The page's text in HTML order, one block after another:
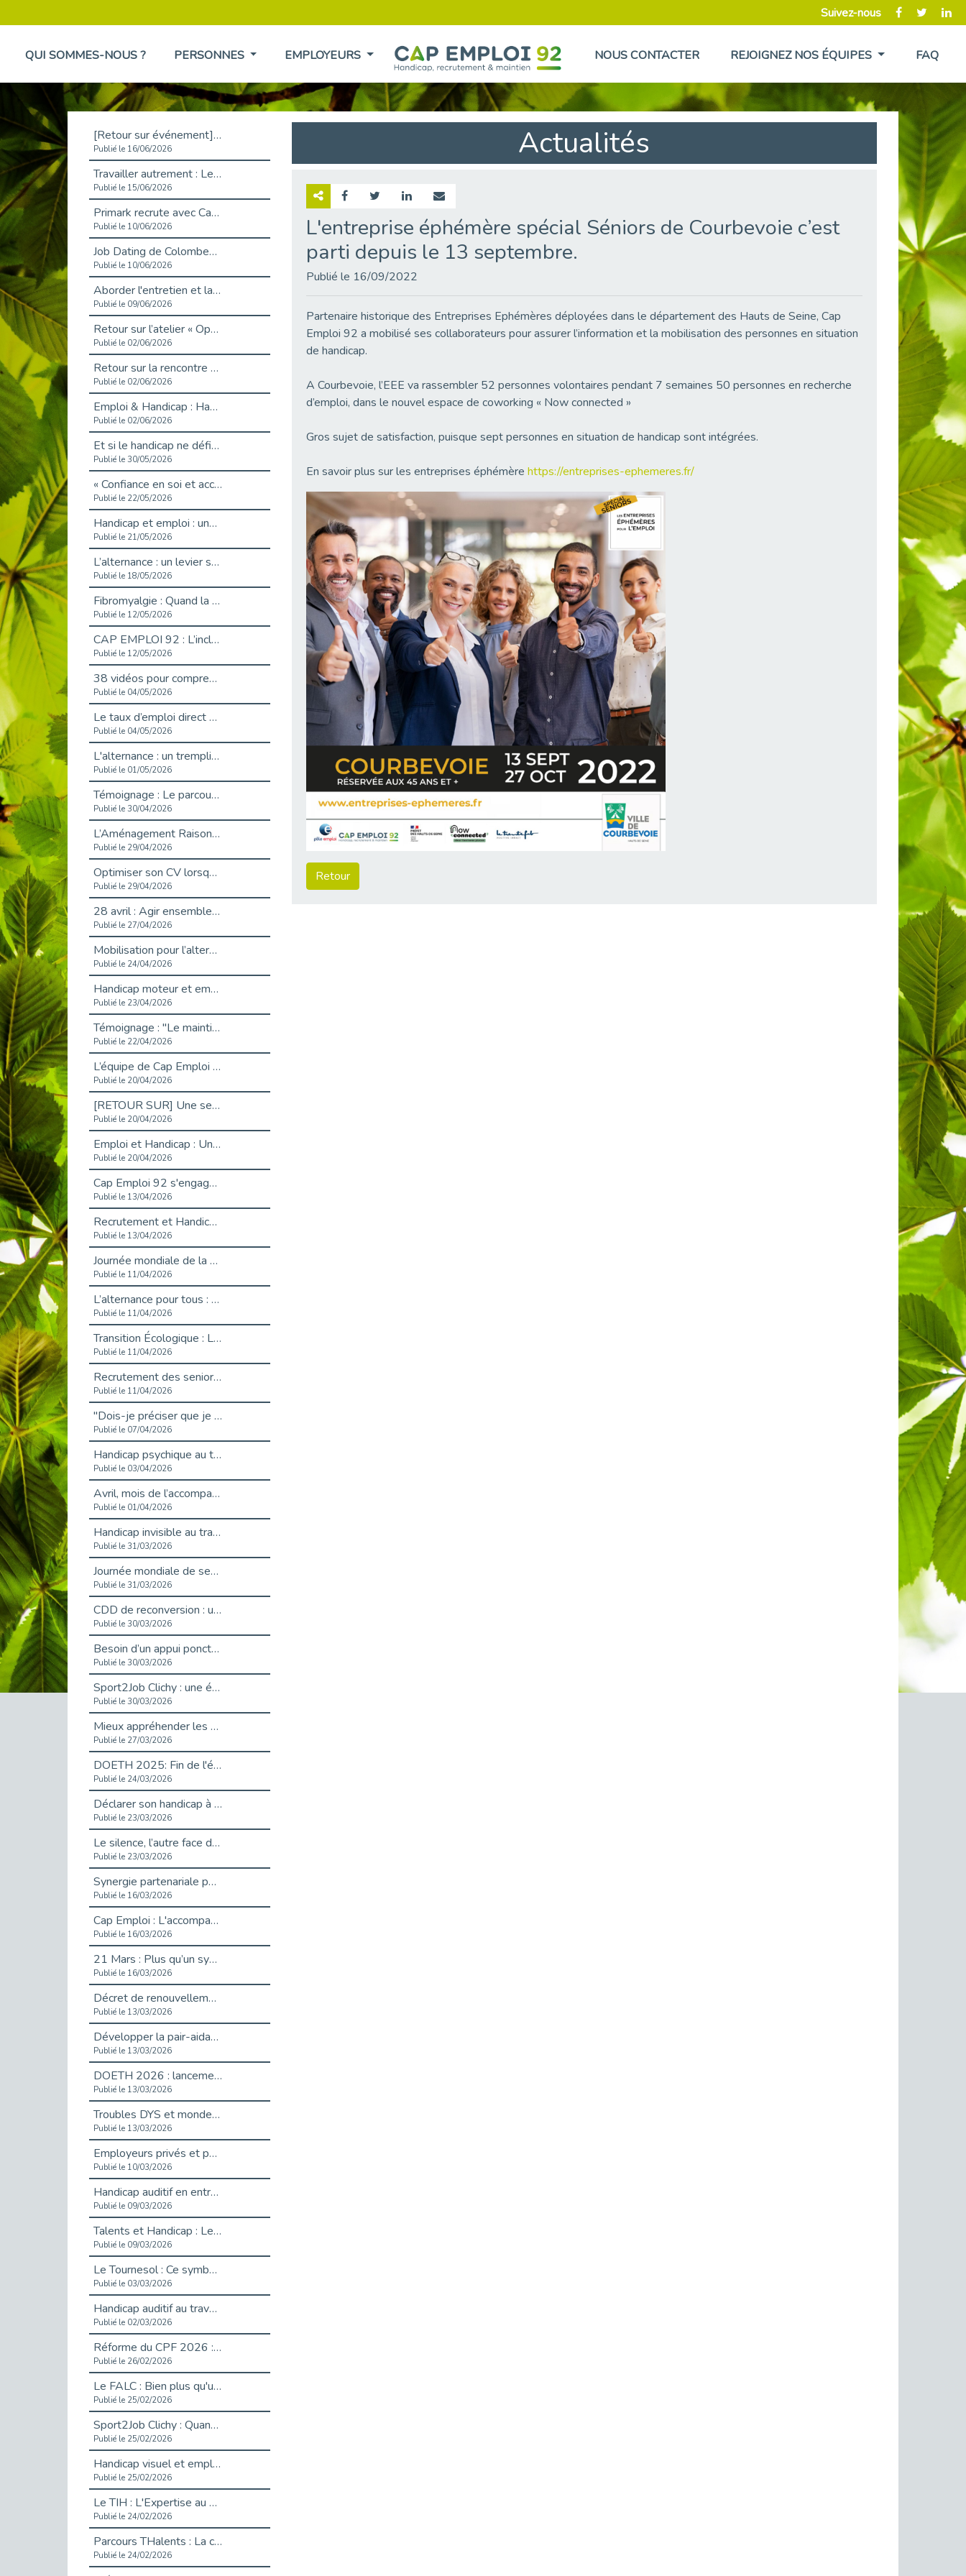
Suivez-nous
QUI SOMMES-NOUS ? PERSONNES EMPLOYEURS NOUS CONTACTER REJOIGNEZ NOS ÉQUIPES FAQ
[Retour sur événement] L'inclusion au cœur de la Place de l'Emploi à La Défense !
Publié le 16/06/2026
Travailler autrement : Le défi de l'intégration des maladies chroniques en entreprise
Publié le 15/06/2026
Primark recrute avec Cap Emploi 92, une matinée couronnée de succès !
Publié le 10/06/2026
Job Dating de Colombes – Emploi et Insertion
Publié le 10/06/2026
Aborder l'entretien et la situation de handicap en toute confiance
Publié le 09/06/2026
Retour sur l’atelier « Optimiser sa recherche d’emploi »
Publié le 02/06/2026
Retour sur la rencontre entre Cap Emploi 92 et Thales (Campus Meudon)
Publié le 02/06/2026
Emploi & Handicap : Hachette Livre et Cap emploi 92 renforcent leur collaboration
Publié le 02/06/2026
Et si le handicap ne définissait plus la carrière ?
Publié le 30/05/2026
« Confiance en soi et acceptation du handicap » : un levier puissant vers l’emploi
Publié le 22/05/2026
Handicap et emploi : une matinée pour briser les tabous
Publié le 21/05/2026
L’alternance : un levier stratégique pour recruter et inclure durablement
Publié le 18/05/2026
Fibromyalgie : Quand la douleur invisible s’invite au bureau
Publié le 12/05/2026
CAP EMPLOI 92 : L’inclusion portée à son sommet, bien au-delà des quotas
Publié le 12/05/2026
38 vidéos pour comprendre et agir durablement
Publié le 04/05/2026
Le taux d’emploi direct dans la fonction publique dépasse 6 % en 2025
Publié le 04/05/2026
L'alternance : un tremplin vers l'emploi aussi pour les personnes en situation de handicap
Publié le 01/05/2026
Témoignage : Le parcours de Marc, 44 ans
Publié le 30/04/2026
L’Aménagement Raisonnable : Un Levier pour l’Équité
Publié le 29/04/2026
Optimiser son CV lorsqu’on est en situation de handicap
Publié le 29/04/2026
28 avril : Agir ensemble pour une culture de prévention au travail
Publié le 27/04/2026
Mobilisation pour l’alternance et le handicap
Publié le 24/04/2026
Handicap moteur et emploi : réussir ses recrutements vidéo
Publié le 23/04/2026
Témoignage : "Le maintien en emploi est un investissement, pas une contrainte."
Publié le 22/04/2026
L’équipe de Cap Emploi 92 s’agrandit : Bienvenue à Charmila, Khoudia et Fadila !
Publié le 20/04/2026
[RETOUR SUR] Une session de recrutement inclusive réussie à Asnières !
Publié le 20/04/2026
Emploi et Handicap : Une alliance de style entre Cap Emploi 92 et La Cravate Solidaire
Publié le 20/04/2026
Cap Emploi 92 s'engage pour la santé mentale : La formation PSSM au cœur de l'accompagnement
Publié le 13/04/2026
Recrutement et Handicap : Et si vous testiez avant de vous engager ?
Publié le 13/04/2026
Journée mondiale de la maladie de Parkinson : Mieux comprendre pour mieux accompagner
Publié le 11/04/2026
L’alternance pour tous : Cap Emploi 92 et Seine Ouest Entreprise et Emploi mobilisés à Boulogne-Billancourt
Publié le 11/04/2026
Transition Écologique : Les Cap Emploi 75,92 et 93 s’engagent pour un Numérique Responsable
Publié le 11/04/2026
Recrutement des seniors : Un levier de transformation pour les ETI franciliennes
Publié le 11/04/2026
"Dois-je préciser que je suis handicapé sur mon CV?"
Publié le 07/04/2026
Handicap psychique au travail : et si nous changions de regard - vidéo
Publié le 03/04/2026
Avril, mois de l’accompagnement dans l’emploi avec Cap emploi.
Publié le 01/04/2026
Handicap invisible au travail : se taire ou parler? - vidéo
Publié le 31/03/2026
Journée mondiale de sensibilisation à l’autisme
Publié le 31/03/2026
CDD de reconversion : un nouveau contrat pour sécuriser le changement de métier.
Publié le 30/03/2026
Besoin d’un appui ponctuel expertise handicap ?
Publié le 30/03/2026
Sport2Job Clichy : une édition altoséquanaise avec Cap Emploi 92.
Publié le 30/03/2026
Mieux appréhender les enjeux du handicap singulier en entreprise - vidéo
Publié le 27/03/2026
DOETH 2025: Fin de l'écrêtement
Publié le 24/03/2026
Déclarer son handicap à son employeur : un levier professionnel ?
Publié le 23/03/2026
Le silence, l’autre face du recrutement : un appel au respect des candidats.
Publié le 23/03/2026
Synergie partenariale pour l'Inclusion Professionnelle chez Orange
Publié le 16/03/2026
Cap Emploi : L'accompagnement EXH c’est quoi ?
Publié le 16/03/2026
21 Mars : Plus qu’un symbole, un engagement pour l’inclusion
Publié le 16/03/2026
Décret de renouvellement de l'aide aux employeurs d'apprentis
Publié le 13/03/2026
Développer la pair-aidance en santé mentale : guide pour les employeurs
Publié le 13/03/2026
DOETH 2026 : lancement de la campagne pour les employeurs publics
Publié le 13/03/2026
Troubles DYS et monde du travail : mieux comprendre pour mieux accompagner _ vidéo
Publié le 13/03/2026
Employeurs privés et publics : vigilance face aux démarchages liés à l’OETH en 2026
Publié le 10/03/2026
Handicap auditif en entreprise, aménagements pour sécuriser la communication - vidéo
Publié le 09/03/2026
Talents et Handicap : Le Top 10 des métiers plébiscités dans les Hauts-de-Seine
Publié le 09/03/2026
Le Tournesol : Ce symbole discret qui change la vie des personnes en situation de handicap invisible
Publié le 03/03/2026
Handicap auditif au travail : rendre l’invisible accessible
Publié le 02/03/2026
Réforme du CPF 2026 : Ce qui change ce printemps pour vos droits à la formation
Publié le 26/02/2026
Le FALC : Bien plus qu'une écriture, un levier d'inclusion
Publié le 25/02/2026
Sport2Job Clichy : Quand le terrain devient le plus beau des bureaux
Publié le 25/02/2026
Handicap visuel et emploi : lever les obstacles pour révéler les - vidéo
Publié le 25/02/2026
Le TIH : L'Expertise au Service de l'Inclusion
Publié le 24/02/2026
Parcours THalents : La complémentarité au service de l'Emploi.
Publié le 24/02/2026
Actualités
L'entreprise éphémère spécial Séniors de Courbevoie c’est
parti depuis le 13 septembre.
Publié le 16/09/2022
Partenaire historique des Entreprises Ephémères déployées dans le département des Hauts de Seine, Cap
Emploi 92 a mobilisé ses collaborateurs pour assurer l’information et la mobilisation des personnes en situation
de handicap.
A Courbevoie, l’EEE va rassembler 52 personnes volontaires pendant 7 semaines 50 personnes en recherche
d’emploi, dans le nouvel espace de coworking « Now connected »
Gros sujet de satisfaction, puisque sept personnes en situation de handicap sont intégrées.
En savoir plus sur les entreprises éphémère https://entreprises-ephemeres.fr/
Retour